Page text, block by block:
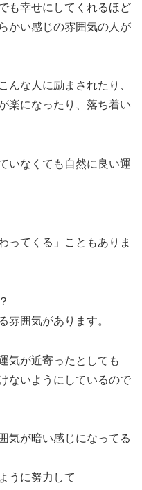
も幸せにしてくれるほど
かい感じの雰囲気の人が
んな人に励まされたり、
楽になったり、落ち着い
いなくても自然に良い運
ってくる」こともありま
雰囲気があります。
気が近寄ったとしても
ないようにしているので
気が暗い感じになってる
うに努力して